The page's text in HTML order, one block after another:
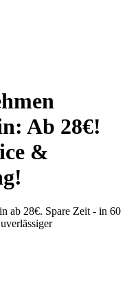
Ab 28€!
&
ab 28€. Spare Zeit - in 60